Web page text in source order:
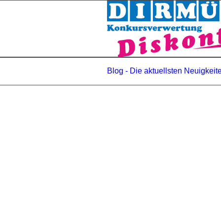
Blog - Die aktuellsten